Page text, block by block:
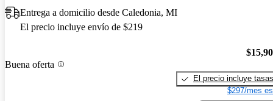
Entrega a domicilio desde Caledonia, MI
El precio incluye envío de $219
Buena oferta
El precio incluye tasas
$297/mes